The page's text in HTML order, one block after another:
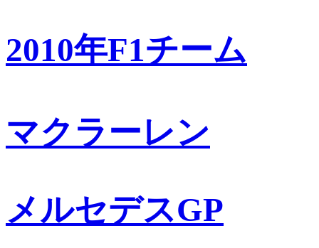
2010年F1チーム
マクラーレン
メルセデスGP